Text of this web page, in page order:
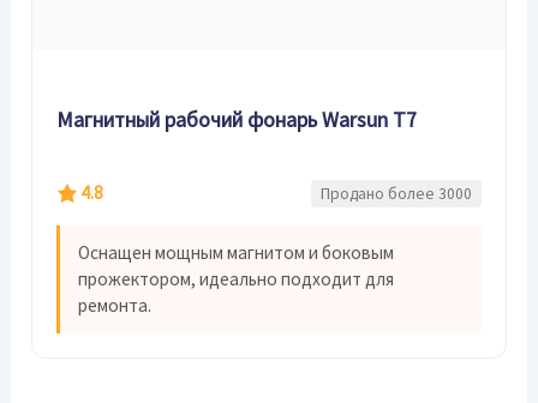
Магнитный рабочий фонарь Warsun T7
4.8 Продано более 3000
Оснащен мощным магнитом и боковым
прожектором, идеально подходит для
ремонта.